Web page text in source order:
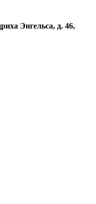
Энгельса, д. 46,